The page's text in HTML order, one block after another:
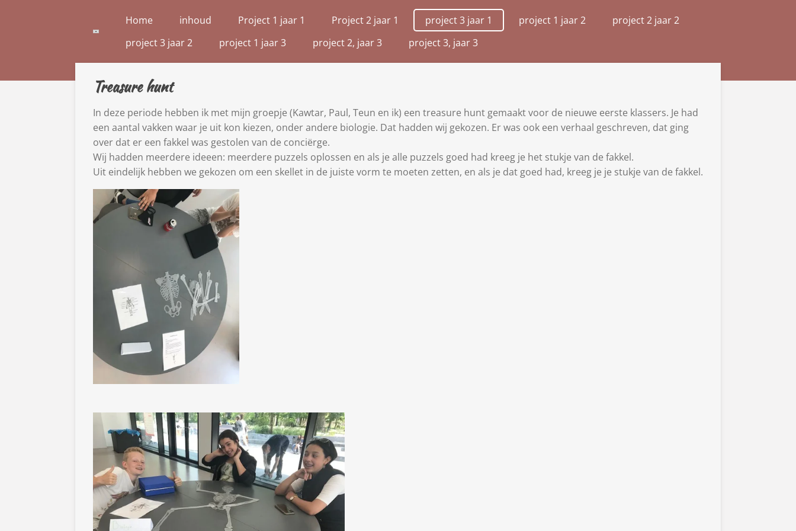
Home inhoud Project 1 jaar 1 Project 2 jaar 1 project 3 jaar 1 project 1 jaar 2
project 2 jaar 2
project 3 jaar 2
project 1 jaar 3 project 2, jaar 3 project 3, jaar 3
Treasure hunt
In deze periode hebben ik met mijn groepje (Kawtar, Paul, Teun en ik) een treasure hunt gemaakt voor de nieuwe eerste klassers. Je had
een aantal vakken waar je uit kon kiezen, onder andere biologie. Dat hadden wij gekozen. Er was ook een verhaal geschreven, dat ging
over dat er een fakkel was gestolen van de conciërge.
Wij hadden meerdere ideeen: meerdere puzzels oplossen en als je alle puzzels goed had kreeg je het stukje van de fakkel.
Uit eindelijk hebben we gekozen om een skellet in de juiste vorm te moeten zetten, en als je dat goed had, kreeg je je stukje van de fakkel.